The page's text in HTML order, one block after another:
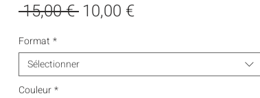
15,00 € Prix
10,00 €Prix
Format *
Sélectionner
Couleur*